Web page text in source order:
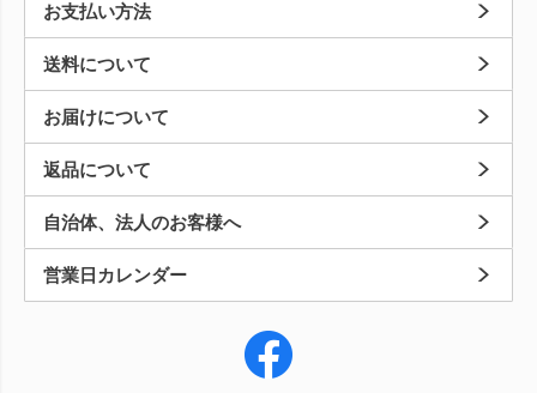
お支払い方法
送料について
お届けについて
返品について
自治体、法人のお客様へ
営業日カレンダー